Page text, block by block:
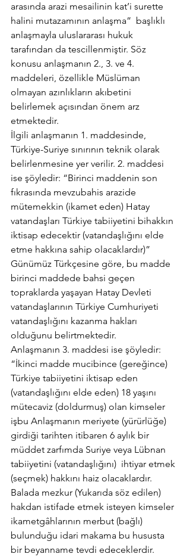
arasında arazi mesailinin kat’i surette
halini mutazamının anlaşma”  başlıklı
anlaşmayla uluslararası hukuk
tarafından da tescillenmiştir. Söz
konusu anlaşmanın 2., 3. ve 4.
maddeleri, özellikle Müslüman
olmayan azınlıkların akıbetini
belirlemek açısından önem arz
etmektedir.
İlgili anlaşmanın 1. maddesinde,
Türkiye-Suriye sınırının teknik olarak
belirlenmesine yer verilir. 2. maddesi
ise şöyledir: “Birinci maddenin son
fıkrasında mevzubahis arazide
mütemekkin (ikamet eden) Hatay
vatandaşları Türkiye tabiiyetini bihakkın
iktisap edecektir (vatandaşlığını elde
etme hakkına sahip olacaklardır)”
Günümüz Türkçesine göre, bu madde
birinci maddede bahsi geçen
topraklarda yaşayan Hatay Devleti
vatandaşlarının Türkiye Cumhuriyeti
vatandaşlığını kazanma hakları
olduğunu belirtmektedir.
Anlaşmanın 3. maddesi ise şöyledir:
“İkinci madde mucibince (gereğince)
Türkiye tabiiyetini iktisap eden
(vatandaşlığını elde eden) 18 yaşını
mütecaviz (doldurmuş) olan kimseler
işbu Anlaşmanın meriyete (yürürlüğe)
girdiği tarihten itibaren 6 aylık bir
müddet zarfımda Suriye veya Lübnan
tabiiyetini (vatandaşlığını)  ihtiyar etmek
(seçmek) hakkını haiz olacaklardır.
Balada mezkur (Yukarıda söz edilen)
hakdan istifade etmek isteyen kimseler
ikametgâhlarının merbut (bağlı)
bulunduğu idari makama bu hususta
bir beyanname tevdi edeceklerdir.